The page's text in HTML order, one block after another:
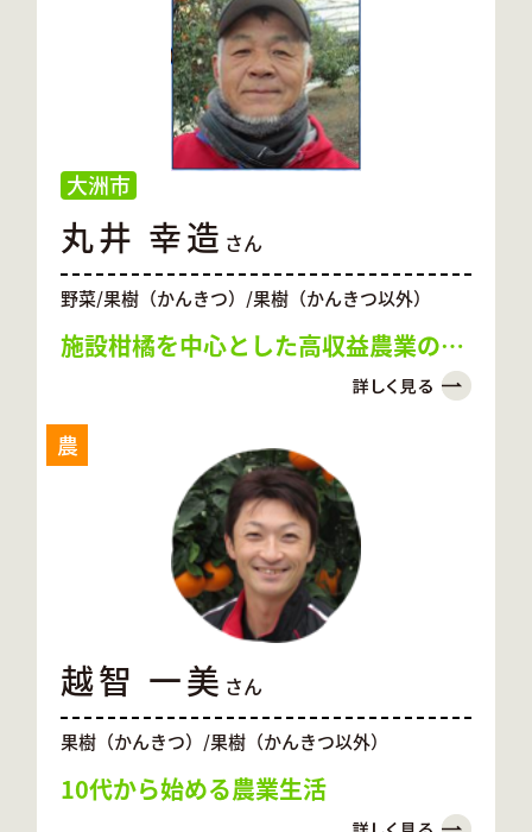
大洲市
丸井 幸造 さん
野菜/果樹（かんきつ）/果樹（かんきつ以外）
施設柑橘を中心とした高収益農業の実
農
越智 一美 さん
果樹（かんきつ）/果樹（かんきつ以外）
10代から始める農業生活